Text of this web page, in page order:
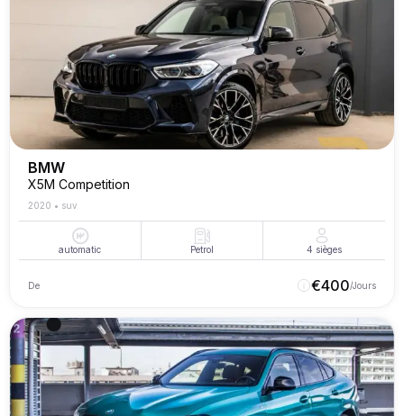
BMW
X5M Competition
2020 • suv
automatic Petrol 4 sièges
De €400/Jours